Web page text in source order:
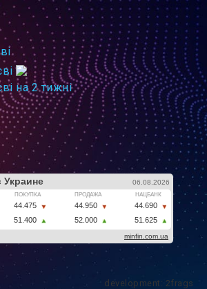
development: 2frags